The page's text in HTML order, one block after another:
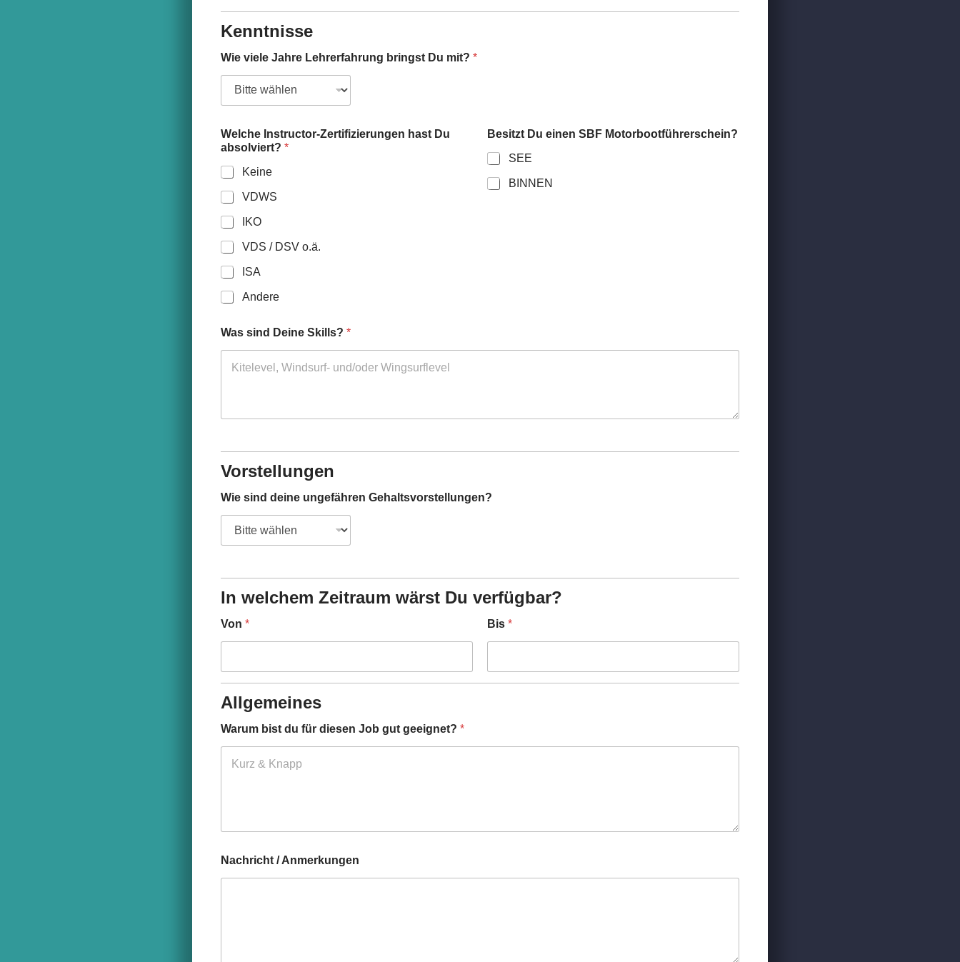
Kenntnisse
Wie viele Jahre Lehrerfahrung bringst Du mit?*
Welche Instructor-Zertifizierungen hast Du
absolviert?*
Keine
VDWS
IKO
VDS / DSV o.ä.
ISA
Andere
Besitzt Du einen SBF Motorbootführerschein?
SEE
BINNEN
Was sind Deine Skills?*
Vorstellungen
Wie sind deine ungefähren Gehaltsvorstellungen?
In welchem Zeitraum wärst Du verfügbar?
Von* Bis *
Allgemeines
Warum bist du für diesen Job gut geeignet?*
Nachricht / Anmerkungen